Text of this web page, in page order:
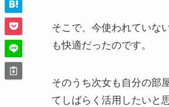
そこで、今使われていな
も快適だったのです。
そのうち次女も自分の部
てしばらく活用したいと